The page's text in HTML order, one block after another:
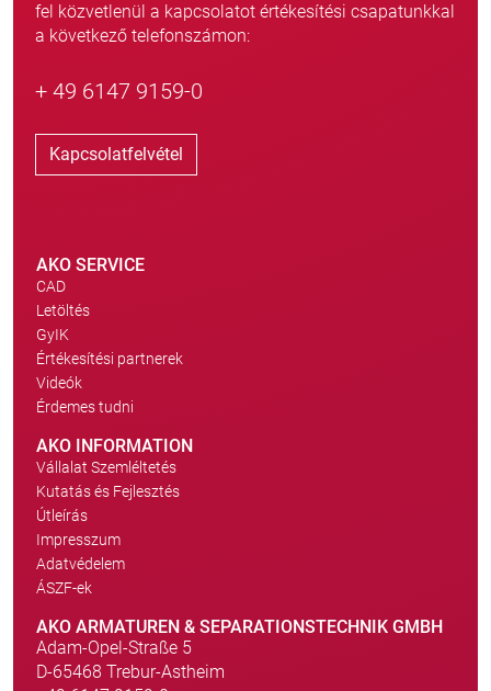
fel közvetlenül a kapcsolatot értékesítési csapatunkkal
a következő telefonszámon:
+ 49 6147 9159-0
Kapcsolatfelvétel
AKO SERVICE
CAD
Letöltés
GyIK
Értékesítési partnerek
Videók
Érdemes tudni
AKO INFORMATION
Vállalat Szemléltetés
Kutatás és Fejlesztés
Útleírás
Impresszum
Adatvédelem
ÁSZF-ek
AKO ARMATUREN & SEPARATIONSTECHNIK GMBH
Adam-Opel-Straße 5
D-65468 Trebur-Astheim